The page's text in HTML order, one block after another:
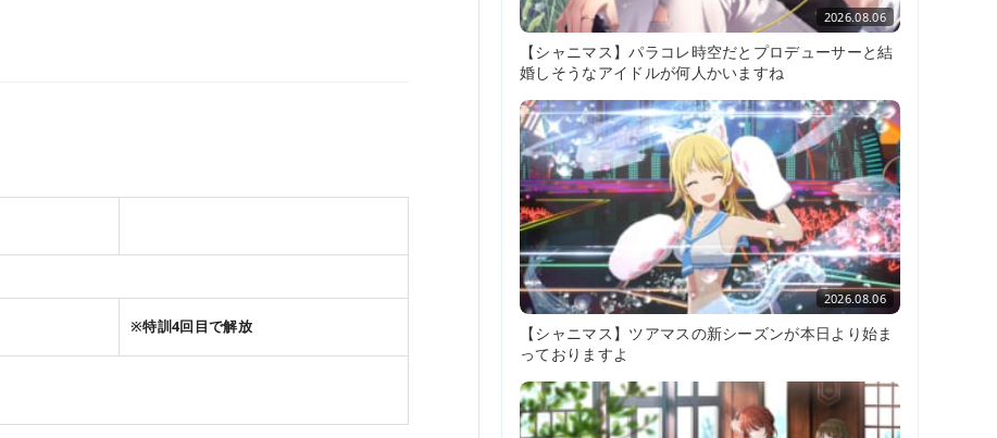
※特訓4回目で解放
2026.08.06
【シャニマス】パラコレ時空だとプロデューサーと結
婚しそうなアイドルが何人かいますね
2026.08.06
【シャニマス】ツアマスの新シーズンが本日より始ま
っておりますよ